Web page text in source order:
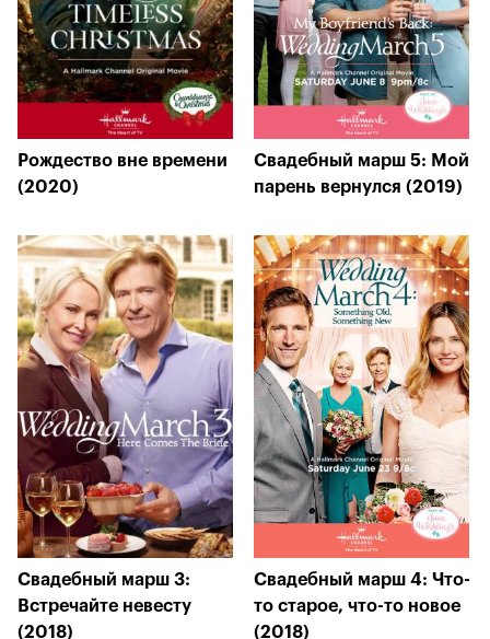
Рождество вне времени
(2020)
Свадебный марш 5: Мой
парень вернулся (2019)
Свадебный марш 3:
Встречайте невесту
(2018)
Свадебный марш 4: Что-
то старое, что-то новое
(2018)